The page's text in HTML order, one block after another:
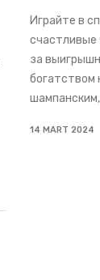
Играйте в
счастливые
за
богатством
14 MART 2024